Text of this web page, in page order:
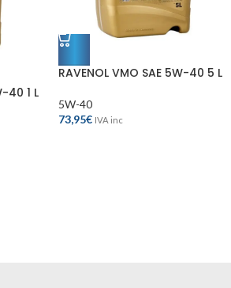
40 1 L
RAVENOL VMO SAE 5W-40 5 L
5W-40
73,95€ IVA inc